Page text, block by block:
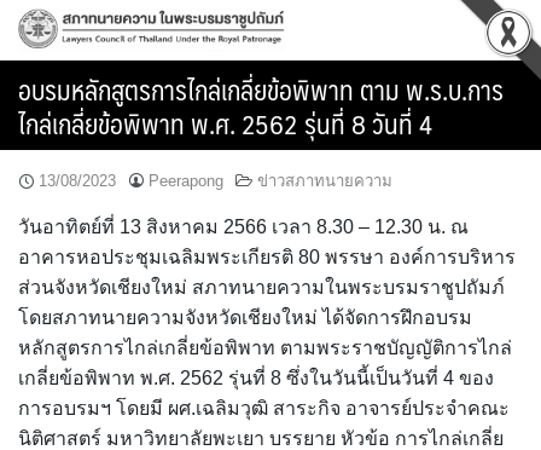
Skip
อบรมหลักสูตรการไกล่เกลี่ยข้อพิพาท ตาม พ.ร.บ.การ
ไกล่เกลี่ยข้อพิพาท พ.ศ. 2562 รุ่นที่ 8 วันที่ 4
13/08/2023 Peerapong ข่าวสภาทนายความ
วันอาทิตย์ที่ 13 สิงหาคม 2566 เวลา 8.30 – 12.30 น. ณ
อาคารหอประชุมเฉลิมพระเกียรติ 80 พรรษา องค์การบริหาร
ส่วนจังหวัดเชียงใหม่ สภาทนายความในพระบรมราชูปถัมภ์
โดยสภาทนายความจังหวัดเชียงใหม่ ได้จัดการฝึกอบรม
หลักสูตรการไกล่เกลี่ยข้อพิพาท ตามพระราชบัญญัติการไกล่
เกลี่ยข้อพิพาท พ.ศ. 2562 รุ่นที่ 8 ซึ่งในวันนี้เป็นวันที่ 4 ของ
การอบรมฯ โดยมี ผศ.เฉลิมวุฒิ สาระกิจ อาจารย์ประจำคณะ
นิติศาสตร์ มหาวิทยาลัยพะเยา บรรยาย หัวข้อ การไกล่เกลี่ย